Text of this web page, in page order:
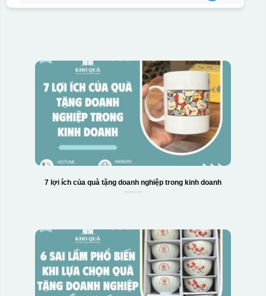
7 lợi ích của quà tặng doanh nghiệp trong kinh doanh